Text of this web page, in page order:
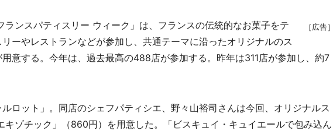
［広告］
ンスパティスリー ウィーク」は、フランスの伝統的なお菓子をテ
ーやレストランなどが参加し、共通テーマに沿ったオリジナルのス
意する。今年は、過去最高の488店が参加する。昨年は311店が参加し、約7
ロット」。同店のシェフパティシエ、野々山裕司さんは今回、オリジナルス
キゾチック」（860円）を用意した。「ビスキュイ・キュイエールで包み込ん